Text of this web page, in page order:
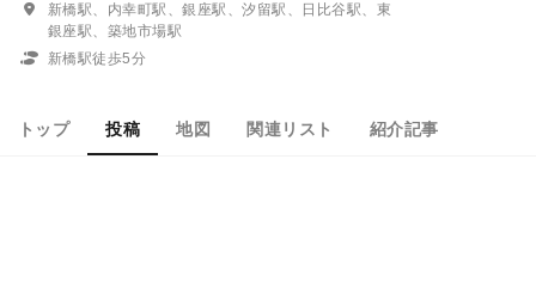
新橋駅、内幸町駅、銀座駅、汐留駅、日比谷駅、東
銀座駅、築地市場駅
新橋駅徒歩5分
トップ 投稿 地図 関連リスト 紹介記事